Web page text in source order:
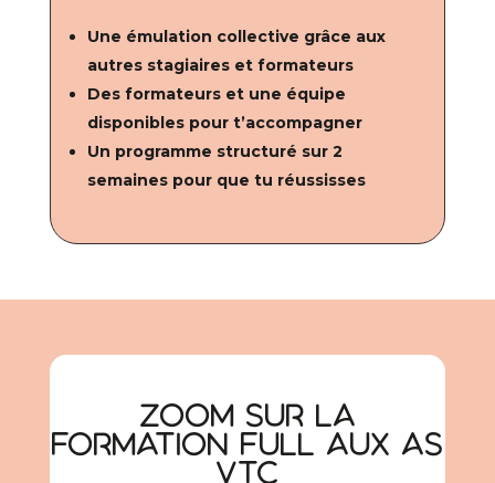
Une émulation collective grâce aux
autres stagiaires et formateurs
Des formateurs et une équipe
disponibles pour t’accompagner
Un programme structuré sur 2
semaines pour que tu réussisses
Zoom sur la
formation Full aux As
VTC